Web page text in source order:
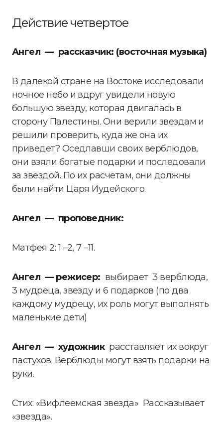
Действие четвертое
Ангел — рассказчик: (восточная музыка)
В далекой стране на Востоке исследовали
ночное небо и вдруг увидели новую
большую звезду, которая двигалась в
сторону Палестины. Они верили звездам и
решили проверить, куда же она их
приведет? Оседлавши своих верблюдов,
они взяли богатые подарки и последовали
за звездой. По их расчетам, они должны
были найти Царя Иудейского.
Ангел — проповедник:
Матфея 2: 1 –2, 7 –11.
Ангел — режисер: выбирает 3 верблюда,
3 мудреца, звезду и 6 подарков (по два
каждому мудрецу, их роль могут выполнять
маленькие дети)
Ангел — художникрасставляет их вокруг
пастухов. Верблюды могут взять подарки на
руки.
Стих: «Вифлеемская звезда» Рассказывает
«звезда».